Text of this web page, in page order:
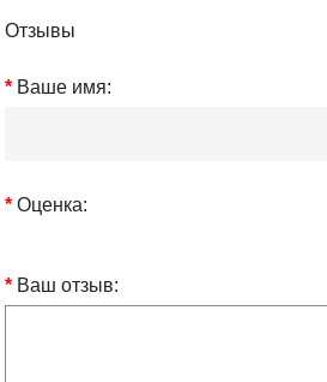
Отзывы
Ваше имя:
Оценка:
Ваш отзыв: